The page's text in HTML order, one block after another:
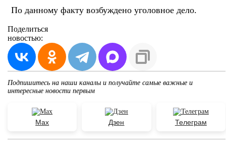
По данному факту возбуждено уголовное дело.
Поделиться
новостью:
Подпишитесь на наши каналы и получайте самые важные и
интересные новости первым
Max Дзен Телеграм